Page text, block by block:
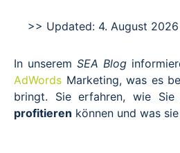
>> Updated: 4. August 2026
In unserem SEA Blog
AdWords Marketing, was es
bringt. Sie erfahren, wie Sie
profitieren können und was